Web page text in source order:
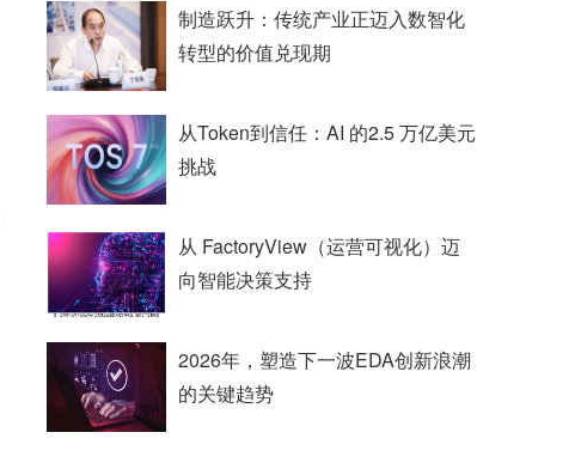
制造跃升：传统产业正迈入数智化
转型的价值兑现期
从Token到信任：AI 的2.5 万亿美元
挑战
从 FactoryView（运营可视化）迈
向智能决策支持
2026年，塑造下一波EDA创新浪潮
的关键趋势